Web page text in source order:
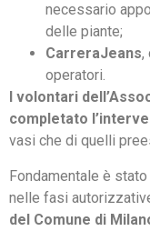
necessario
delle piante;
CarreraJeans,
operatori.
I volontari
completato
vasi che di quelli
Fondamentale è
nelle fasi
del Comune di